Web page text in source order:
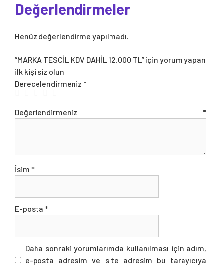
Değerlendirmeler
Henüz değerlendirme yapılmadı.
“MARKA TESCİL KDV DAHİL 12.000 TL” için yorum yapan
ilk kişi siz olun
Derecelendirmeniz *
Değerlendirmeniz *
İsim *
E-posta *
Daha sonraki yorumlarımda kullanılması için adım,
e-posta adresim ve site adresim bu tarayıcıya